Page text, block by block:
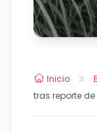
Inicio
tras reporte